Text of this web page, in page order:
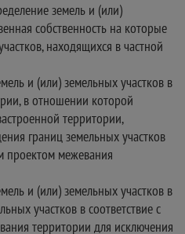
земель и (или)
собственность на которые
находящихся в частной
и (или) земельных участков в
в отношении которой
территории,
границ земельных участков
проектом межевания
и (или) земельных участков в
участков в соответствие с
территории для исключения